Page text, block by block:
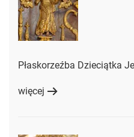
Płaskorzeźba Dzieciątka
więcej